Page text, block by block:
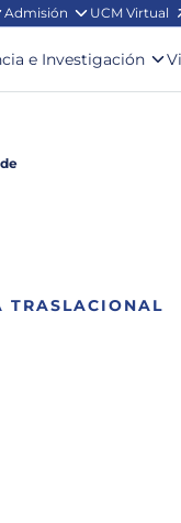
Admisión UCM Virtual
e Investigación
TRASLACIONAL